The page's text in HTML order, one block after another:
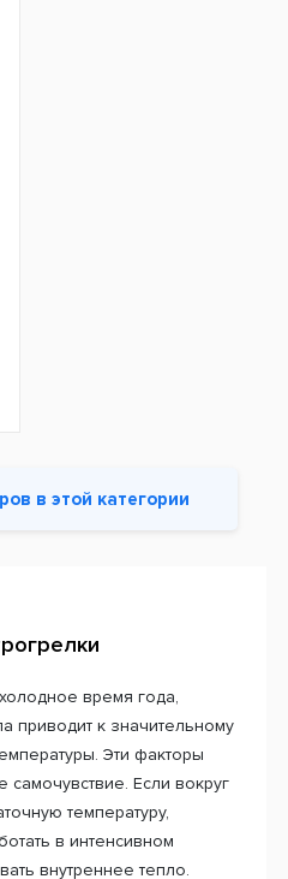
в этой категории
время года,
приводит к значительному
Эти факторы
Если вокруг
температуру,
в интенсивном
внутреннее тепло.